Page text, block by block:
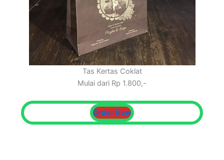
Tas Kertas Coklat
Mulai dari Rp 1.800,-
Order Now